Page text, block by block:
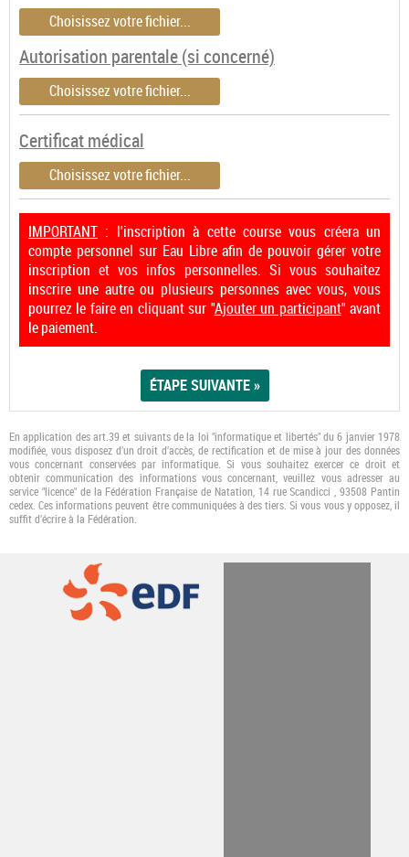
Choisissez votre fichier...
Autorisation parentale (si concerné)
Choisissez votre fichier...
Certificat médical
Choisissez votre fichier...
IMPORTANT : l'inscription à cette course vous créera un
compte personnel sur Eau Libre afin de pouvoir gérer votre
inscription et vos infos personnelles. Si vous souhaitez
inscrire une autre ou plusieurs personnes avec vous, vous
pourrez le faire en cliquant sur "Ajouter un participant" avant
le paiement.
En application des art.39 et suivants de la loi "informatique et libertés" du 6 janvier 1978
modifiée, vous disposez d’un droit d’accès, de rectification et de mise à jour des données
vous concernant conservées par informatique. Si vous souhaitez exercer ce droit et
obtenir communication des informations vous concernant, veuillez vous adresser au
service "licence" de la Fédération Française de Natation, 14 rue Scandicci , 93508 Pantin
cedex. Ces informations peuvent être communiquées à des tiers. Si vous vous y opposez, il
suﬃt d’écrire à la Fédération.